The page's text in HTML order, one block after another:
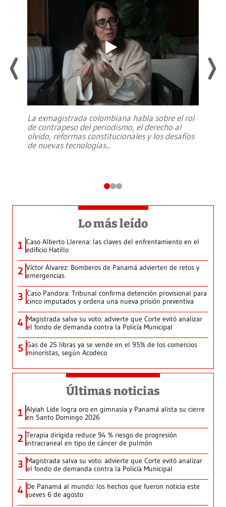
La exmagistrada colombiana habla sobre el rol
de contrapeso del periodismo, el derecho al
olvido, reformas constitucionales y los desafíos
de nuevas tecnologías...
Lo más leído
1 Caso Alberto Llerena: las claves del enfrentamiento en el
edificio Hatillo
2 Víctor Álvarez: Bomberos de Panamá advierten de retos y
emergencias
3 Caso Pandora: Tribunal confirma detención provisional para
cinco imputados y ordena una nueva prisión preventiva
4 Magistrada salva su voto: advierte que Corte evitó analizar
el fondo de demanda contra la Policía Municipal
5 Gas de 25 libras ya se vende en el 95% de los comercios
minoristas, según Acodeco
Últimas noticias
1 Alyiah Lide logra oro en gimnasia y Panamá alista su cierre
en Santo Domingo 2026
2 Terapia dirigida reduce 94 % riesgo de progresión
intracraneal en tipo de cáncer de pulmón
3 Magistrada salva su voto: advierte que Corte evitó analizar
el fondo de demanda contra la Policía Municipal
4 De Panamá al mundo: los hechos que fueron noticia este
jueves 6 de agosto